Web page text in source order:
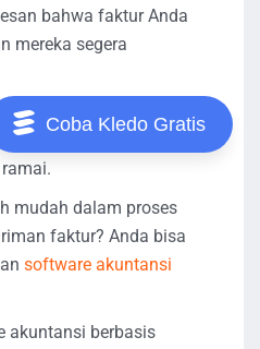
bahwa faktur Anda
mereka segera
faktur
atau bahkan sekali
mudah dalam proses
faktur? Anda bisa
software akuntansi
akuntansi berbasis
Coba Kledo Gratis